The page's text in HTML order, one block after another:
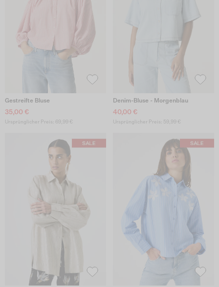
Gestreifte Bluse
35,00 €
Ursprünglicher Preis: 69,99 €
Denim-Bluse - Morgenblau
40,00 €
Ursprünglicher Preis: 59,99 €